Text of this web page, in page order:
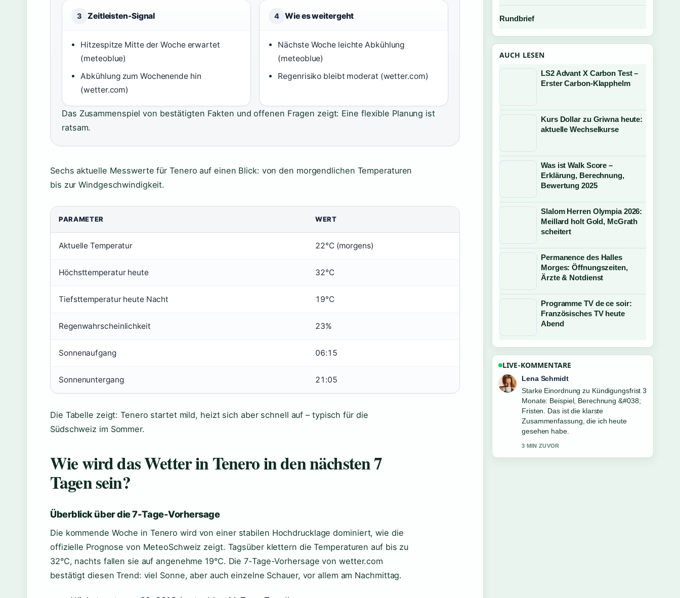
3 Zeitleisten-Signal
Hitzespitze Mitte der Woche erwartet
(meteoblue)
Abkühlung zum Wochenende hin
(wetter.com)
4 Wie es weitergeht
Nächste Woche leichte Abkühlung
(meteoblue)
Regenrisiko bleibt moderat (wetter.com)
Das Zusammenspiel von bestätigten Fakten und offenen Fragen zeigt: Eine flexible Planung ist
ratsam.
Sechs aktuelle Messwerte für Tenero auf einen Blick: von den morgendlichen Temperaturen
bis zur Windgeschwindigkeit.
PARAMETER WERT
Aktuelle Temperatur 22°C (morgens)
Höchsttemperatur heute 32°C
Tiefsttemperatur heute Nacht 19°C
Regenwahrscheinlichkeit 23%
Sonnenaufgang 06:15
Sonnenuntergang 21:05
Die Tabelle zeigt: Tenero startet mild, heizt sich aber schnell auf – typisch für die
Südschweiz im Sommer.
Wie wird das Wetter in Tenero in den nächsten 7
Tagen sein?
Überblick über die 7-Tage-Vorhersage
Die kommende Woche in Tenero wird von einer stabilen Hochdrucklage dominiert, wie die
offizielle Prognose von MeteoSchweiz zeigt. Tagsüber klettern die Temperaturen auf bis zu
32°C, nachts fallen sie auf angenehme 19°C. Die 7-Tage-Vorhersage von wetter.com
bestätigt diesen Trend: viel Sonne, aber auch einzelne Schauer, vor allem am Nachmittag.
Rundbrief
AUCH LESEN
LS2 Advant X Carbon Test –
Erster Carbon-Klapphelm
Kurs Dollar zu Griwna heute:
aktuelle Wechselkurse
Was ist Walk Score –
Erklärung, Berechnung,
Bewertung 2025
Slalom Herren Olympia 2026:
Meillard holt Gold, McGrath
scheitert
Permanence des Halles
Morges: Öffnungszeiten,
Ärzte & Notdienst
Programme TV de ce soir:
Französisches TV heute
Abend
LIVE-KOMMENTARE
Felix Meyer
Verfolge Eiskunstlauf Olympische
Winterspiele 2026: TV &#038;
Ergebnisse genau – schaetze den
ausgewogenen Ton hier.
5 MIN ZUVOR